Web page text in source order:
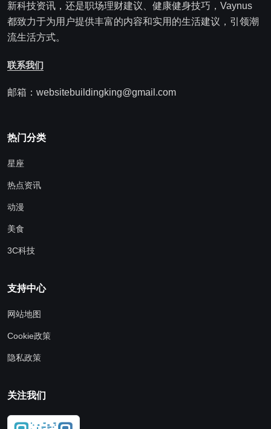
新科技资讯，还是职场理财建议、健康健身技巧，Vaynus
都致力于为用户提供丰富的内容和实用的生活建议，引领潮
流生活方式。
联系我们
邮箱：websitebuildingking@gmail.com
热门分类
星座
热点资讯
动漫
美食
3C科技
支持中心
网站地图
Cookie政策
隐私政策
关注我们